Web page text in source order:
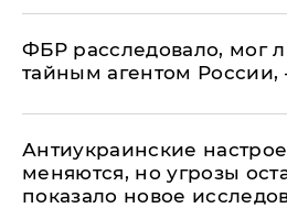
ФБР расследовало, мог
тайным агентом России,
Антиукраинские
меняются, но угрозы
показало новое